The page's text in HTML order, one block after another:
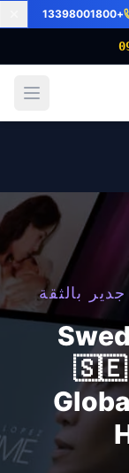
+13398001800
بالثقة
🇸🇪